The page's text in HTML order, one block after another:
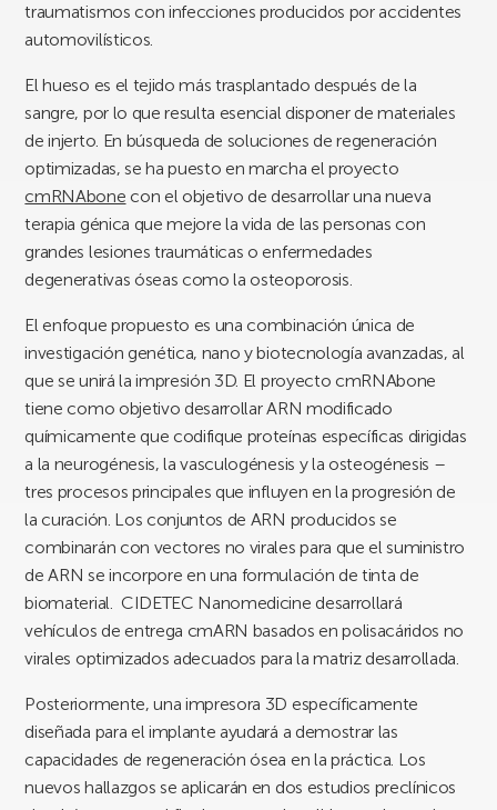
traumatismos con infecciones producidos por accidentes
automovilísticos.
El hueso es el tejido más trasplantado después de la
sangre, por lo que resulta esencial disponer de materiales
de injerto. En búsqueda de soluciones de regeneración
optimizadas, se ha puesto en marcha el proyecto
cmRNAbone con el objetivo de desarrollar una nueva
terapia génica que mejore la vida de las personas con
grandes lesiones traumáticas o enfermedades
degenerativas óseas como la osteoporosis.
El enfoque propuesto es una combinación única de
investigación genética, nano y biotecnología avanzadas, al
que se unirá la impresión 3D. El proyecto cmRNAbone
tiene como objetivo desarrollar ARN modificado
químicamente que codifique proteínas específicas dirigidas
a la neurogénesis, la vasculogénesis y la osteogénesis –
tres procesos principales que influyen en la progresión de
la curación. Los conjuntos de ARN producidos se
combinarán con vectores no virales para que el suministro
de ARN se incorpore en una formulación de tinta de
biomaterial. CIDETEC Nanomedicine desarrollará
vehículos de entrega cmARN basados en polisacáridos no
virales optimizados adecuados para la matriz desarrollada.
Posteriormente, una impresora 3D específicamente
diseñada para el implante ayudará a demostrar las
capacidades de regeneración ósea en la práctica. Los
nuevos hallazgos se aplicarán en dos estudios preclínicos